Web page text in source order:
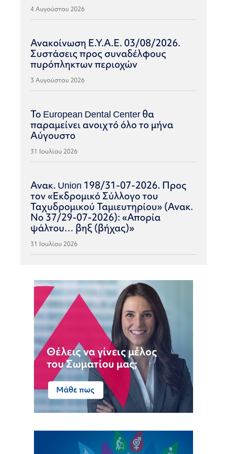
4 Αυγούστου 2026
Ανακοίνωση Ε.Υ.Α.Ε. 03/08/2026.
Συστάσεις προς συναδέλφους
πυρόπληκτων περιοχών
3 Αυγούστου 2026
Το European Dental Center θα
παραμείνει ανοιχτό όλο το μήνα
Αύγουστο
31 Ιουλίου 2026
Ανακ. Union 198/31-07-2026. Προς
τον «Εκδρομικό Σύλλογο του
Ταχυδρομικού Ταμιευτηρίου» (Ανακ.
Νο 37/29-07-2026): «Απορία
ψάλτου… βηξ (βήχας)»
31 Ιουλίου 2026